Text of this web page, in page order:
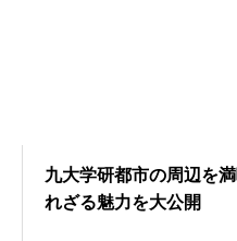
九大学研都市の周辺を
れざる魅力を大公開